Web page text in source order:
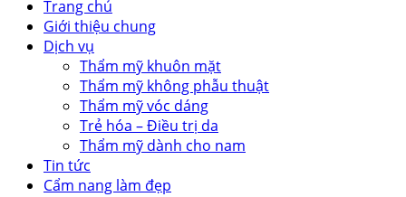
Trang chủ
Giới thiệu chung
Dịch vụ
Thẩm mỹ khuôn mặt
Thẩm mỹ không phẫu thuật
Thẩm mỹ vóc dáng
Trẻ hóa – Điều trị da
Thẩm mỹ dành cho nam
Tin tức
Cẩm nang làm đẹp